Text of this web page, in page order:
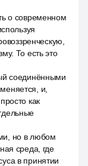
о современном
То есть это
соединёнными
и,
как
но в любом
среда, где
в принятии